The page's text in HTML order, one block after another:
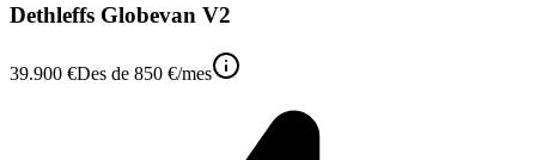
Dethleffs Globevan V2
39.900 €Des de 850 €/mes